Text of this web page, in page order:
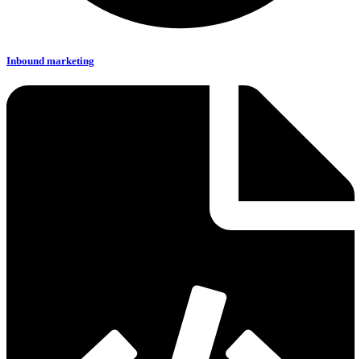
Inbound marketing